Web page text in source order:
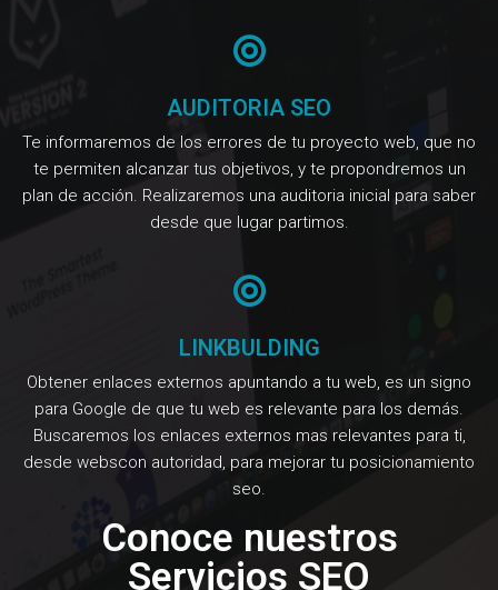
AUDITORIA SEO
Te informaremos de los errores de tu proyecto web, que no
te permiten alcanzar tus objetivos, y te propondremos un
plan de acción. Realizaremos una auditoria inicial para saber
desde que lugar partimos.
LINKBULDING
Obtener enlaces externos apuntando a tu web, es un signo
para Google de que tu web es relevante para los demás.
Buscaremos los enlaces externos mas relevantes para ti,
desde webscon autoridad, para mejorar tu posicionamiento
seo.
Conoce nuestros
Servicios SEO